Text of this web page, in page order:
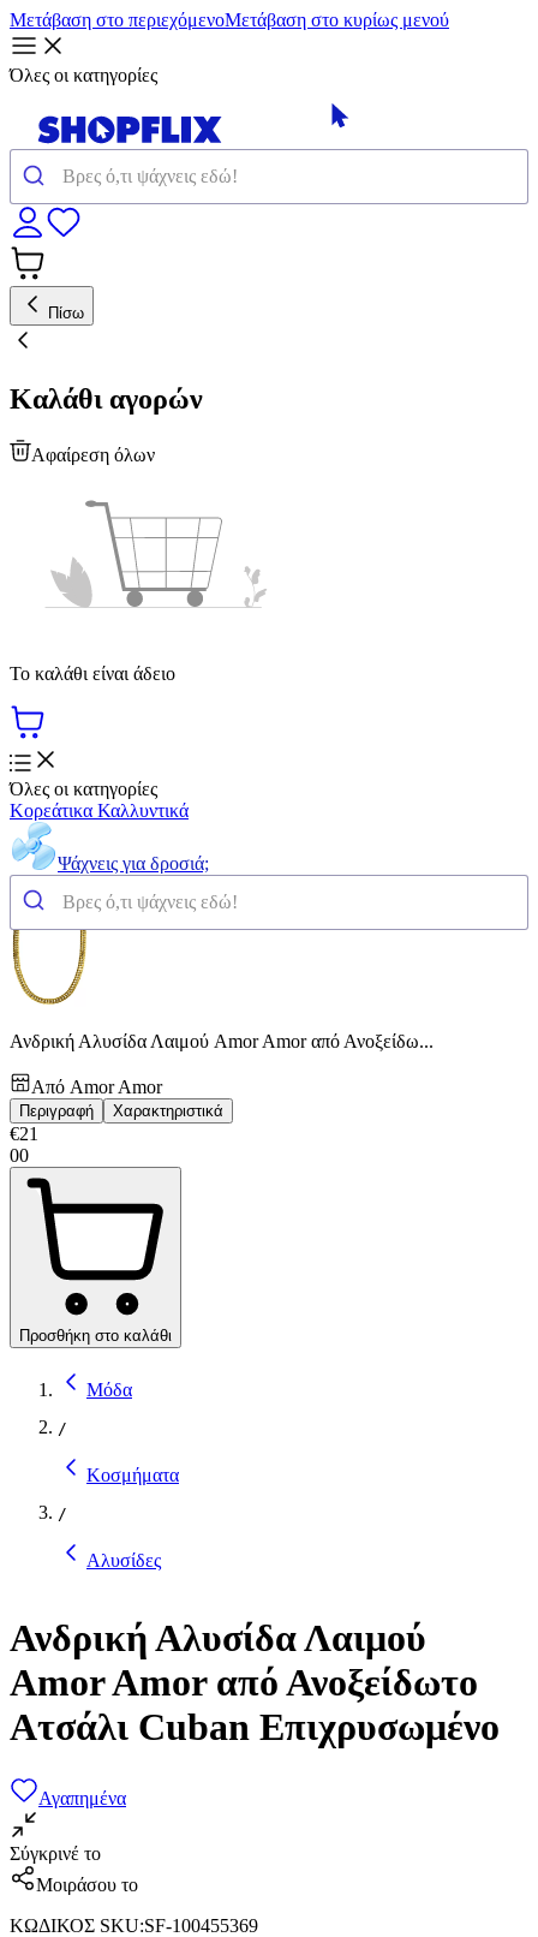
Μετάβαση στο περιεχόμενοΜετάβαση στο κυρίως μενού
Όλες οι κατηγορίες
Πίσω
Καλάθι αγορών
Αφαίρεση όλων
Το καλάθι είναι άδειο
Όλες οι κατηγορίες
Κορεάτικα Καλλυντικά
Ψάχνεις για δροσιά;
Ανδρική Αλυσίδα Λαιμού Amor Amor από Ανοξείδω...
Από Amor Amor
Περιγραφή Χαρακτηριστικά
€21
00
Προσθήκη στο καλάθι
Μόδα
/
Κοσμήματα
/
Αλυσίδες
Ανδρική Αλυσίδα Λαιμού
Amor Amor από Ανοξείδωτο
Ατσάλι Cuban Επιχρυσωμένο
Αγαπημένα
Σύγκρινέ το
Μοιράσου το
ΚΩΔΙΚΟΣ SKU:SF-100455369